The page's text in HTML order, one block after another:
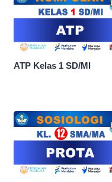
ATP Kelas 1 SD/MI